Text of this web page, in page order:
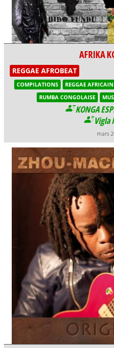
AFRIKA
REGGAE AFROBEAT
COMPILATIONS REGGAE AFRICAIN
RUMBA CONGOLAISE
KONGA
Vigla
mars